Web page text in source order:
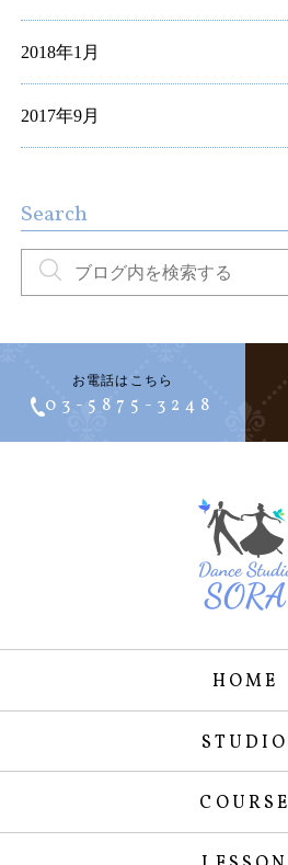
2018年1月
2017年9月
Search
お電話はこちら
03-5875-3248
HOME
STUDIO
COURSE